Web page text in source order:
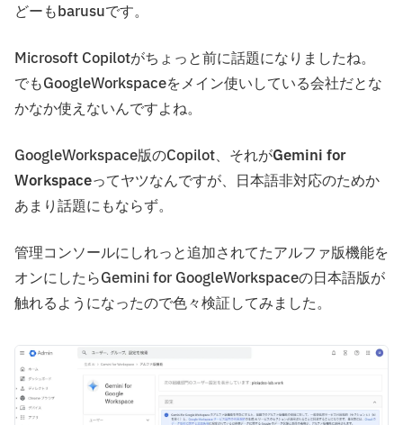
どーもbarusuです。
Microsoft Copilotがちょっと前に話題になりましたね。
でもGoogleWorkspaceをメイン使いしている会社だとな
かなか使えないんですよね。
GoogleWorkspace版のCopilot、それがGemini for
Workspaceってヤツなんですが、日本語非対応のためか
あまり話題にもならず。
管理コンソールにしれっと追加されてたアルファ版機能を
オンにしたらGemini for GoogleWorkspaceの日本語版が
触れるようになったので色々検証してみました。